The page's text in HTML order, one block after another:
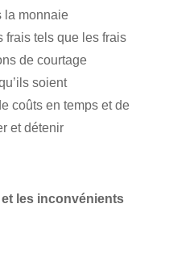
la monnaie
frais tels que les frais
de courtage
soient
coûts en temps et de
et détenir
les inconvénients